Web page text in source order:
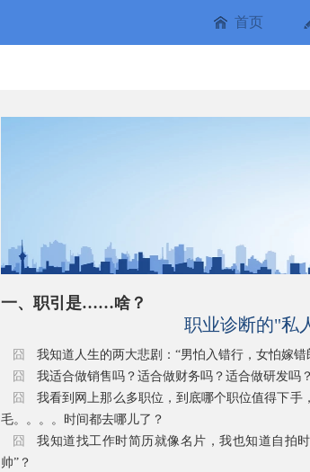
首页
一、职引是……啥？
职业诊断的"私
囧
我知道人生的两大悲剧：“男怕入错行，女怕嫁
囧
我适合做销售吗？适合做财务吗？适合做研发吗
囧
我看到网上那么多职位，到底哪个职位值得下
毛。。。。时间都去哪儿了？
囧
我知道找工作时简历就像名片，我也知道自拍
帅”？